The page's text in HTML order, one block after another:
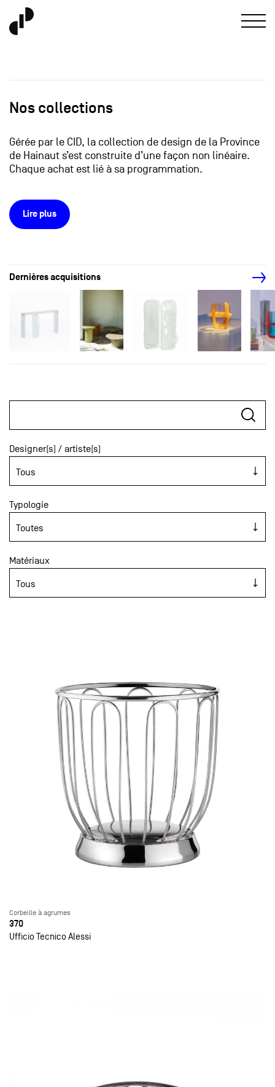
Nos collections
Gérée par le CID, la collection de design de la Province
de Hainaut s’est construite d’une façon non linéaire.
Chaque achat est lié à sa programmation.
Lire plus
Dernières acquisitions
Designer(s) / artiste(s)
Typologie
Matériaux
Corbeille à agrumes
370
Ufficio Tecnico Alessi